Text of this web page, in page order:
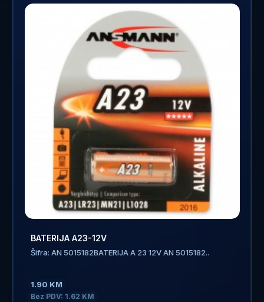
BATERIJA A23-12V
Šifra: AN 5015182BATERIJA A 23 12V AN 5015182..
1.90 KM
Bez PDV: 1.62 KM